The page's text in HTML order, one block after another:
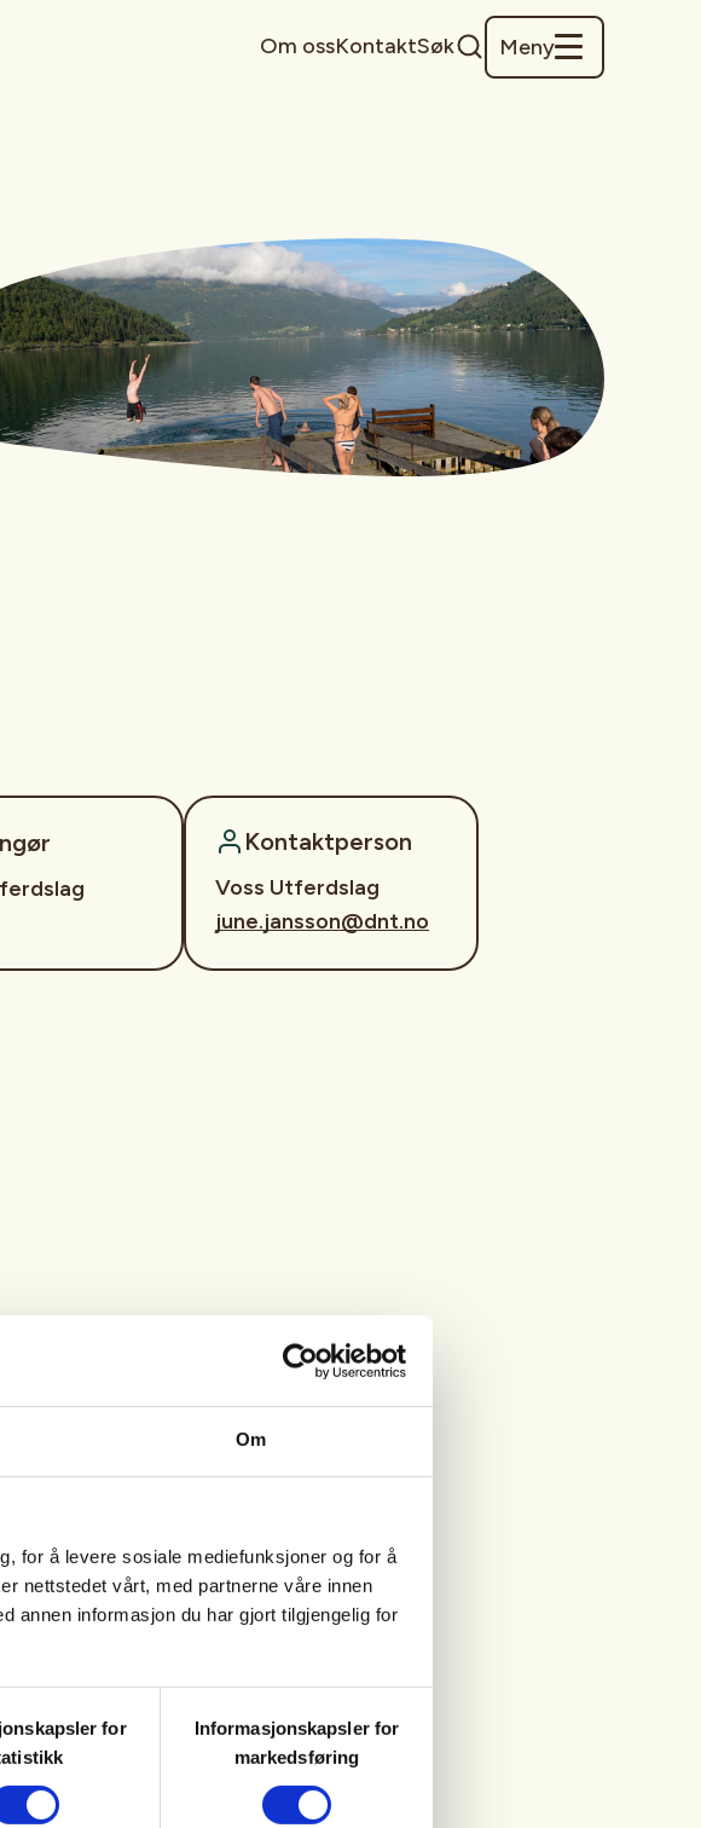
Om
for å levere sosiale mediefunksjoner og for å
nettstedet vårt, med partnerne våre innen
annen informasjon du har gjort tilgjengelig for
for
Informasjonskapsler for
markedsføring
Om ossKontaktSøk Meny
Kontaktperson
Voss Utferdslag
june.jansson@dnt.no